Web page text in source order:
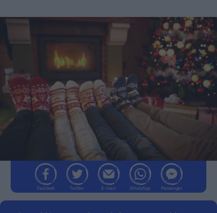
Facebook Twitter E-mail WhatsApp Messenger